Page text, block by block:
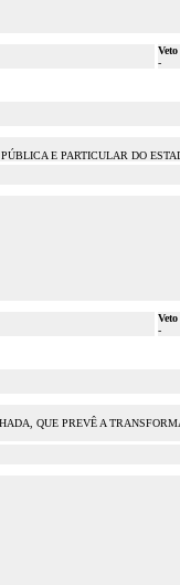
Veto
-
E PARTICULAR DO
Veto
-
QUE PREVÊ A